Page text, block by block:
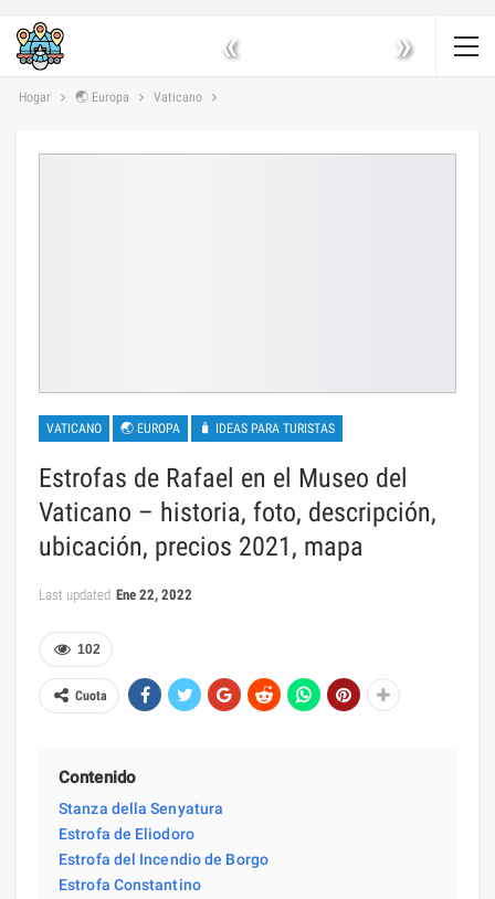
« »
Hogar 🌏 Europa Vaticano
VATICANO 🌏 EUROPA 🧳 IDEAS PARA TURISTAS
Estrofas de Rafael en el Museo del
Vaticano – historia, foto, descripción,
ubicación, precios 2021, mapa
Last updated Ene 22, 2022
102
Cuota
Contenido
Stanza della Senyatura
Estrofa de Eliodoro
Estrofa del Incendio de Borgo
Estrofa Constantino